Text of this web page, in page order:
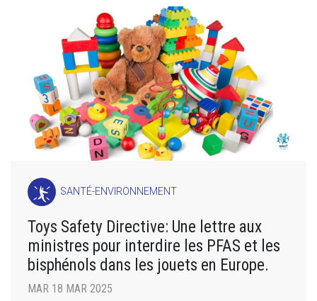
SANTÉ-ENVIRONNEMENT
Toys Safety Directive: Une lettre aux
ministres pour interdire les PFAS et les
bisphénols dans les jouets en Europe.
MAR 18 MAR 2025